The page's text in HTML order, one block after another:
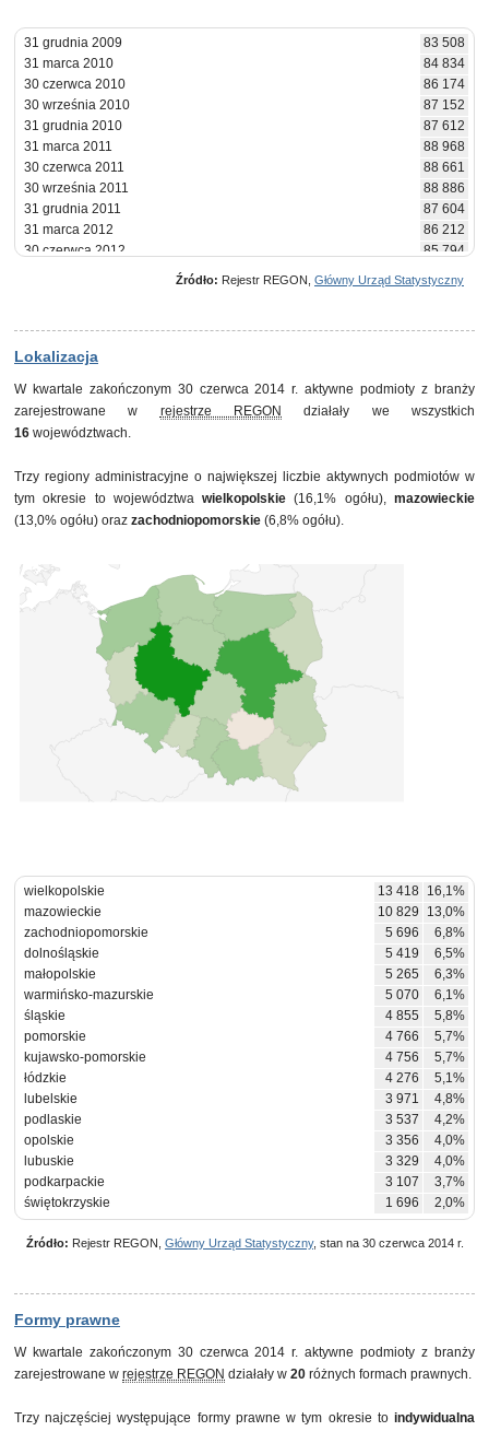
31 grudnia 2009
83 508
31 marca 2010
84 834
30 czerwca 2010
86 174
30 września 2010
87 152
31 grudnia 2010
87 612
31 marca 2011
88 968
30 czerwca 2011
88 661
30 września 2011
88 886
31 grudnia 2011
87 604
31 marca 2012
86 212
30 czerwca 2012
85 794
30 czerwca 2013
83 958
30 września 2013
31 marca 2014
83 146
30 czerwca 2014
83 346
Źródło: Rejestr REGON, Główny Urząd Statystyczny
Lokalizacja
W kwartale zakończonym 30 czerwca 2014 r. aktywne podmioty z branży
zarejestrowane w rejestrze REGON
działały we wszystkich
16 województwach.
Trzy regiony administracyjne o największej liczbie aktywnych podmiotów w
tym okresie to województwawielkopolskie (16,1% ogółu),mazowieckie
(13,0% ogółu) oraz zachodniopomorskie (6,8% ogółu).
wielkopolskie 13 418 16,1%
mazowieckie
10 829
13,0%
zachodniopomorskie
5 696
6,8%
dolnośląskie
5 419
6,5%
małopolskie
5 265
6,3%
warmińsko-mazurskie
5 070
6,1%
śląskie
4 855
5,8%
pomorskie
4 766
5,7%
kujawsko-pomorskie
4 756
5,7%
łódzkie
4 276
5,1%
lubelskie
3 971
4,8%
podlaskie
3 537
4,2%
opolskie
3 356
4,0%
lubuskie
3 329
4,0%
podkarpackie
3 107
3,7%
świętokrzyskie
1 696 2,0%
Źródło: Rejestr REGON, Główny Urząd Statystyczny, stan na 30 czerwca 2014 r.
Formy prawne
W kwartale zakończonym 30 czerwca 2014 r. aktywne podmioty z branży
zarejestrowane w rejestrze REGON działały w 20 różnych formach prawnych.
Trzy najczęściej występujące formy prawne w tym okresie to indywidualna